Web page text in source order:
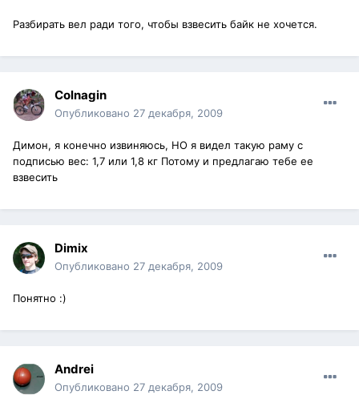
Разбирать вел ради того, чтобы взвесить байк не хочется.
Colnagin
Опубликовано 27 декабря, 2009
Димон, я конечно извиняюсь, НО я видел такую раму с
подписью вес: 1,7 или 1,8 кг Потому и предлагаю тебе ее
взвесить
Dimix
Опубликовано 27 декабря, 2009
Понятно :)
Andrei
Опубликовано 27 декабря, 2009